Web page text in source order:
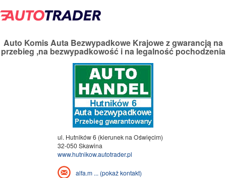
Auto Komis Auta Bezwypadkowe Krajowe z gwarancją na
przebieg ,na bezwypadkowość i na legalność pochodzenia
ul. Hutników 6 (kierunek na Oświęcim)
32-050 Skawina
www.hutnikow.autotrader.pl
alfa.m ... (pokaż kontakt)